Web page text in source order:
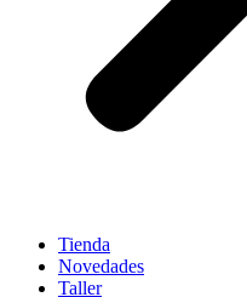
Tienda
Novedades
Taller